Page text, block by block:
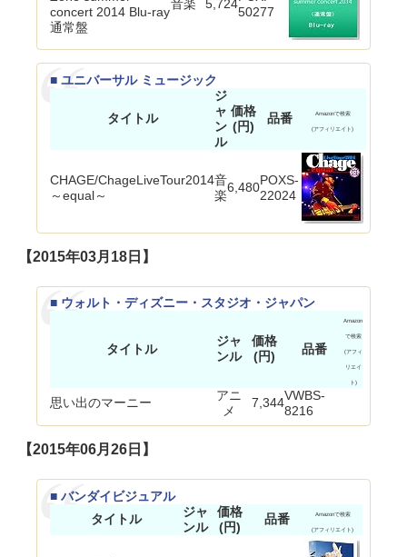
concert 2014 Blu-ray
通常盤
音楽 5,724
50277
■ ユニバーサル ミュージック
タイトル
ジ
ャ
ン
ル
価格
(円)
品番 Amazonで検索
(アフィリエイト)
CHAGE/ChageLiveTour2014
～equal～
音
楽
6,480POXS-
22024
【2015年03月18日】
■ ウォルト・ディズニー・スタジオ・ジャパン
タイトル
ジャ
ンル
価格
(円)
品番
Amazon
で検索
(アフィ
リエイ
ト)
思い出のマーニー
アニ
メ
7,344VWBS-
8216
【2015年06月26日】
■ バンダイビジュアル
タイトル
ジャ
ンル
価格
(円)
品番 Amazonで検索
(アフィリエイト)